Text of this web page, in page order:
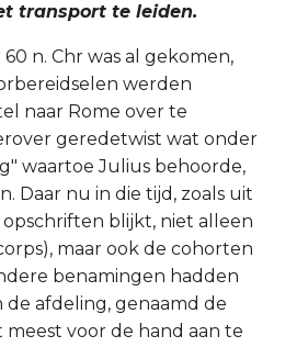
transport te leiden.
n. Chr was al gekomen,
werden
naar Rome over te
geredetwist wat onder
waartoe Julius behoorde,
Daar nu in die tijd, zoals uit
opschriften blijkt, niet alleen
maar ook de cohorten
benamingen hadden
de afdeling, genaamd de
voor de hand aan te